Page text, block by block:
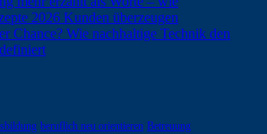
2026 Kunden überzeugen
Chance? Wie nachhaltige Technik den
beruflich neu orientieren Betreuung